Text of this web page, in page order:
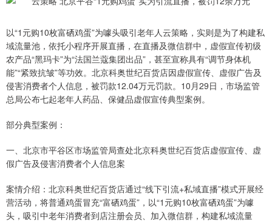
以“1元购10枚富硒鸡蛋”为噱头吸引老年人云策略，实则是为了构建私
域流量池，依托小程序开展直播，在直播及微信群中，虚假宣传初级
农产品“黑玛卡”为“法国兰蔻集团出品”，甚至宣称具有“调节身体机
能”“紧致抗皱”等功效。北京科奥世纪百货店因虚假宣传、虚假广告及
侵害消费者个人信息，被罚款12.04万元罚款。10月29日，市场监管
总局公布七起老年人药品、保健品虚假宣传典型案例。
部分典型案例：
一、北京市平谷区市场监管局查处北京科奥世纪百货店虚假宣传、虚
假广告及侵害消费者个人信息案
案情介绍：北京科奥世纪百货店通过“线下引流+私域直播”模式开展经
营活动，将普通鸡蛋冒充“富硒鸡蛋”，以“1元购10枚富硒鸡蛋”为噱
头，吸引中老年消费者到店注册会员、加入微信群，构建私域流量